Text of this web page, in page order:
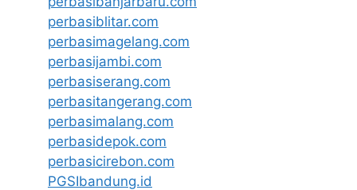
perbasiblitar.com
perbasimagelang.com
perbasijambi.com
perbasiserang.com
perbasitangerang.com
perbasimalang.com
perbasidepok.com
perbasicirebon.com
PGSIbandung.id